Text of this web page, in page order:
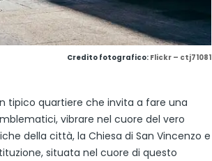
Credito fotografico: Flickr – ctj71081
tipico quartiere che invita a fare una
vibrare nel cuore del vero
della città, la Chiesa di San Vincenzo e
situata nel cuore di questo